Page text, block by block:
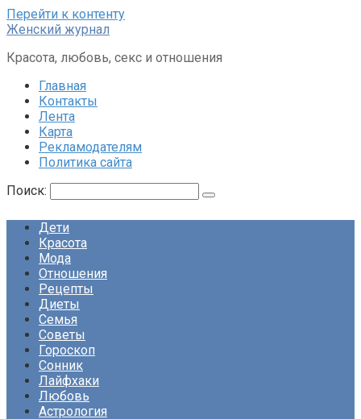
Перейти к контенту
Женский журнал
Красота, любовь, секс и отношения
Главная
Контакты
Лента
Карта
Рекламодателям
Политика сайта
Поиск:
Дети
Красота
Мода
Отношения
Рецепты
Диеты
Семья
Советы
Гороскоп
Сонник
Лайфхаки
Любовь
Астрология